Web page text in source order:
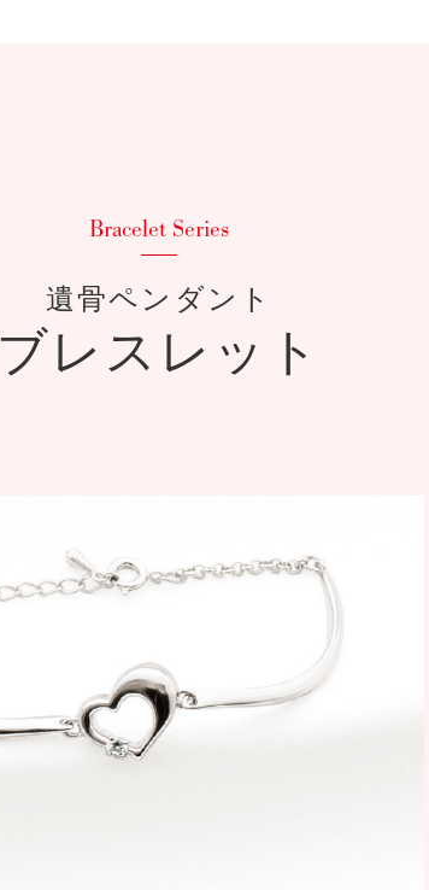
遺骨ペンダント
ブレスレット